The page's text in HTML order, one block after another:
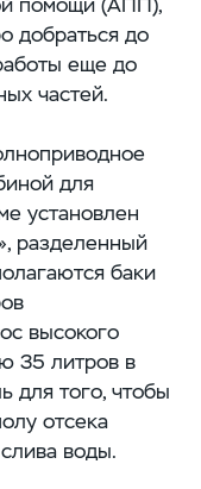
добраться до
еще до
частей.
для
установлен
разделенный
баки
высокого
35 литров в
для того, чтобы
отсека
воды.